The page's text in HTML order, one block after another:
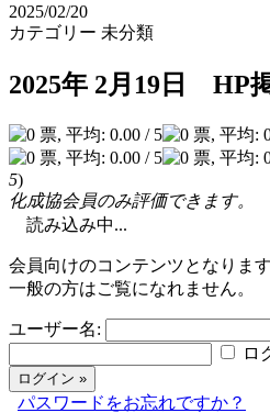
2025/02/20
カテゴリー 未分類
2025年 2月19日 HP
5)
化成協会員のみ評価できます。
読み込み中...
会員向けのコンテンツとなります
一般の方はご覧になれません。
ユーザー名:
ロ
パスワードをお忘れですか？